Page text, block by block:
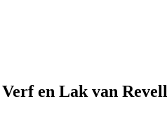
en Lak van Revell